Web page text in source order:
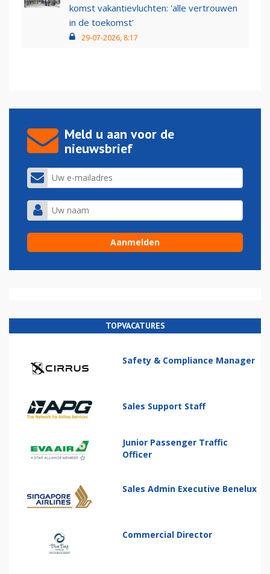
komst vakantievluchten: 'alle vertrouwen
in de toekomst'
29-07-2026, 8:17
Meld u aan voor de
nieuwsbrief
TOPVACATURES
Safety & Compliance Manager
Sales Support Staff
Junior Passenger Traffic
Officer
Sales Admin Executive Benelux
Commercial Director